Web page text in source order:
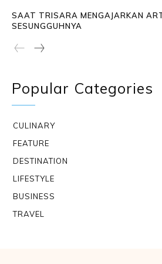
SAAT TRISARA MENGAJARKAN
SESUNGGUHNYA
Popular Categories
CULINARY
FEATURE
DESTINATION
LIFESTYLE
BUSINESS
TRAVEL